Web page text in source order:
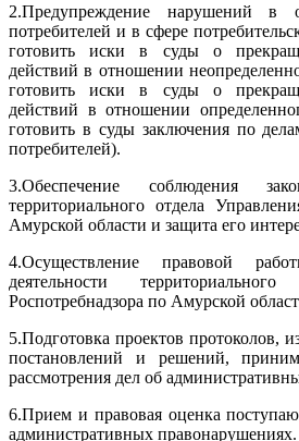
2.Предупреждение нарушений в
потребителей и в сфере
готовить иски в суды о
действий в отношении
готовить иски в суды о
действий в отношении
готовить в суды заключения по
потребителей).
3.Обеспечение соблюдения
территориального отдела
Амурской области и защита его
4.Осуществление правовой
деятельности
Роспотребнадзора по Амурской
5.Подготовка проектов протоколов,
постановлений и решений,
рассмотрения дел об
6.Прием и правовая оценка
административных правонарушениях.